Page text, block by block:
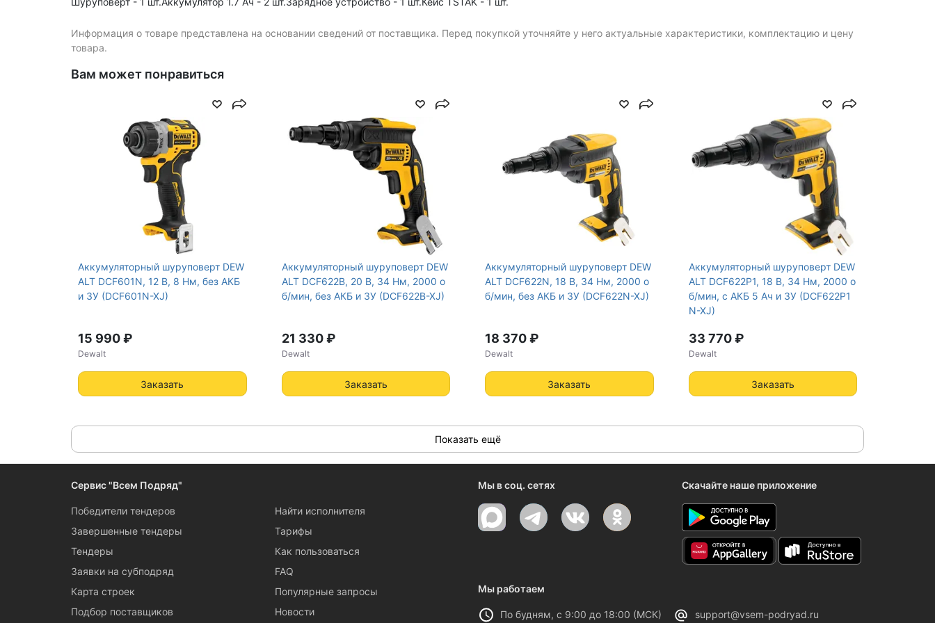
мин
Max крутящий момент,
Уровень шума, дБ (А)
мощности, дБ (А)
Max частота ударов, уд/
Уровень вибрации, м/с²
Защита от перегрузки, Подсветка,
Информация о товаре представлена на основании сведений от поставщика. Перед покупкой уточняйте у него актуальные характеристики, комплектацию и цену
товара.
Вам может понравиться
Аккумуляторный шуруповерт DEW
ALT DCF601N, 12 В, 8 Нм, без АКБ
и ЗУ (DCF601N-XJ)
15 990 ₽
Dewalt
Заказать
Аккумуляторный шуруповерт DEW
ALT DCF622B, 20 В, 34 Нм, 2000 о
б/мин, без АКБ и ЗУ (DCF622B-XJ)
21 330 ₽
Dewalt
Заказать
Аккумуляторный шуруповерт DEW
ALT DCF622N, 18 В, 34 Нм, 2000 о
б/мин, без АКБ и ЗУ (DCF622N-XJ)
18 370 ₽
Dewalt
Заказать
Аккумуляторный шуруповерт DEW
ALT DCF622P1, 18 В, 34 Нм, 2000 о
б/мин, с АКБ 5 Ач и ЗУ (DCF622P1
N-XJ)
33 770 ₽
Dewalt
Заказать
Показать ещё
Сервис "Всем Подряд"
Победители тендеров
Завершенные тендеры
Тендеры
Заявки на субподряд
Карта строек
Подбор поставщиков
Найти исполнителя
Тарифы
Как пользоваться
FAQ
Популярные запросы
Новости
Мы в соц. сетях Скачайте наше приложение
Мы работаем
По будням, с 9:00 до 18:00 (МСК) support@vsem-podryad.ru